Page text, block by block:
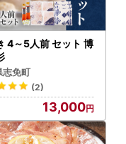
4～5人前 セット 博
志免町
(2)
13,000